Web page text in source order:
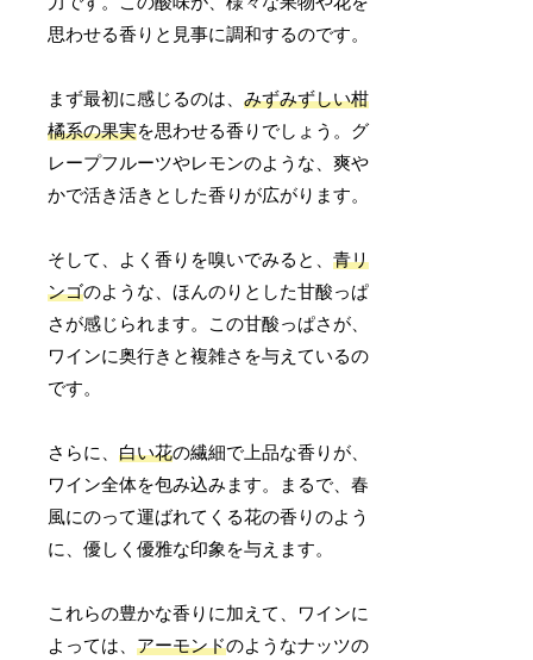
思わせる香りと見事に調和するのです。
まず最初に感じるのは、みずみずしい柑
橘系の果実を思わせる香りでしょう。グ
レープフルーツやレモンのような、爽や
かで活き活きとした香りが広がります。
そして、よく香りを嗅いでみると、青リ
ンゴのような、ほんのりとした甘酸っぱ
さが感じられます。この甘酸っぱさが、
ワインに奥行きと複雑さを与えているの
です。
さらに、白い花の繊細で上品な香りが、
ワイン全体を包み込みます。まるで、春
風にのって運ばれてくる花の香りのよう
に、優しく優雅な印象を与えます。
これらの豊かな香りに加えて、ワインに
よっては、アーモンドのようなナッツの